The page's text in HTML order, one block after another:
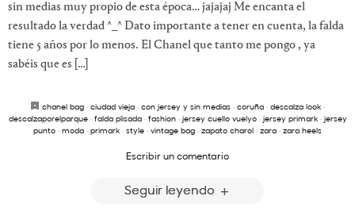
sin medias muy propio de esta época… jajajaj Me encanta el
resultado la verdad ^_^ Dato importante a tener en cuenta, la falda
tiene 5 años por lo menos. El Chanel que tanto me pongo , ya
sabéis que es […]
chanel bag · ciudad vieja · con jersey y sin medias · coruña · descalza look ·
descalzaporelparque· falda plisada· fashion· jersey cuello vuelyo· jersey primark· jersey
punto · moda · primark · style · vintage bag · zapato charol · zara · zara heels
Escribir un comentario
Seguir leyendo